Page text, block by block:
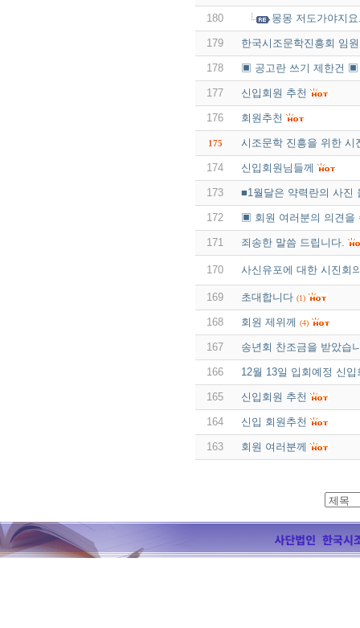
180 몽몽 저도가야지
179 한국시조문학진흥회 임
178 ▣ 공고란 쓰기 제한건 ▣
177 신입회원 추천
176 회원추천
175 시조문학 진흥을 위한 시
174 신입회원님들께
173 ■1월달은 약력란의 사진
172 ▣ 회원 여러분의 의견
171 죄송한 말씀 드립니다.
170 사신유포에 대한 시진회
169 초대합니다 (1)
168 회원 제위께 (4)
167 송년회 찬조금을 받았습
166 12월 13일 입회예정 신입
165 신입회원 추천
164 신입 회원추천
163 회원 여러분께